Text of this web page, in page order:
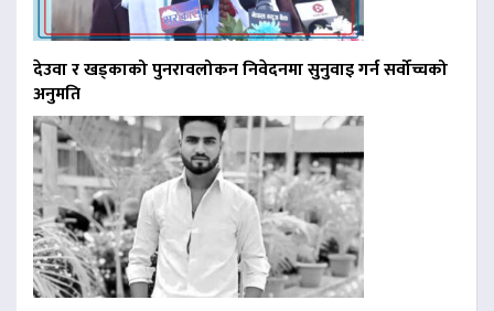
देउवा र खड्काको पुनरावलोकन निवेदनमा सुनुवाइ गर्न सर्वोच्चको
अनुमति